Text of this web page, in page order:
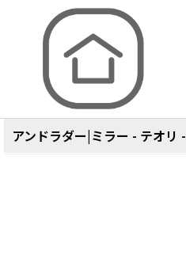
取材を通して、日本のものづくりを伝えるお店
商品一覧
アンドラダー|ミラー - テオリ -